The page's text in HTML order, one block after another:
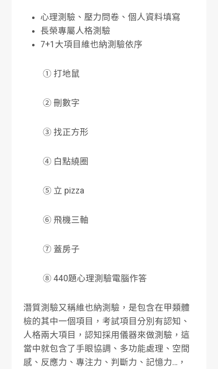
心理測驗、壓力問卷、個人資料填寫
長榮專屬人格測驗
7+1大項目維也納測驗依序
① 打地鼠
② 刪數字
③ 找正方形
④ 白點繞圈
⑤ 立 pizza
⑥ 飛機三軸
⑦ 蓋房子
⑧ 440題心理測驗電腦作答
潛質測驗又稱維也納測驗，是包含在甲類體
檢的其中一個項目，考試項目分別有認知、
人格兩大項目，認知採用儀器來做測驗，這
當中就包含了手眼協調、多功能處理、空間
感、反應力、專注力、判斷力、記憶力…，